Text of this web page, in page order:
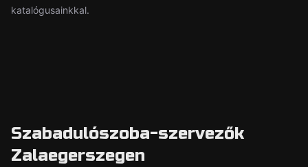
katalógusainkkal.
Szabadulószoba-szervezők
Zalaegerszegen